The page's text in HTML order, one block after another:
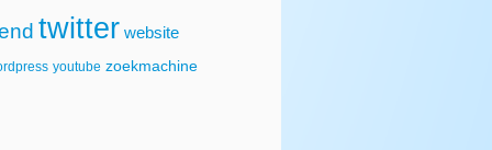
twitter website
youtube zoekmachine